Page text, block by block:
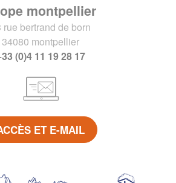
montpellier
rue bertrand de born
34080 montpellier
(0)4 11 19 28 17
ET E-MAIL